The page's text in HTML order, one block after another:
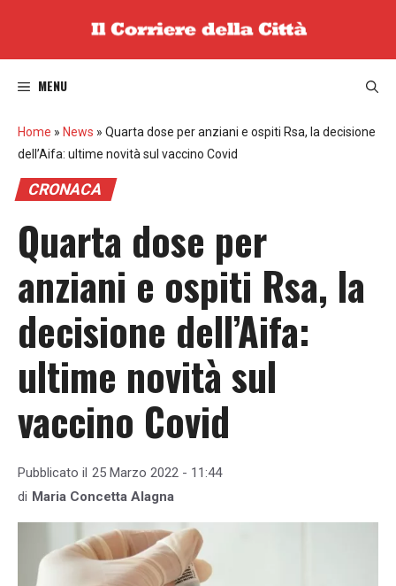
MENU
Home » News » Quarta dose per anziani e ospiti Rsa, la decisione
dell’Aifa: ultime novità sul vaccino Covid
CRONACA
Quarta dose per
anziani e ospiti Rsa, la
decisione dell’Aifa:
ultime novità sul
vaccino Covid
Pubblicato il 25 Marzo 2022 - 11:44
di Maria Concetta Alagna